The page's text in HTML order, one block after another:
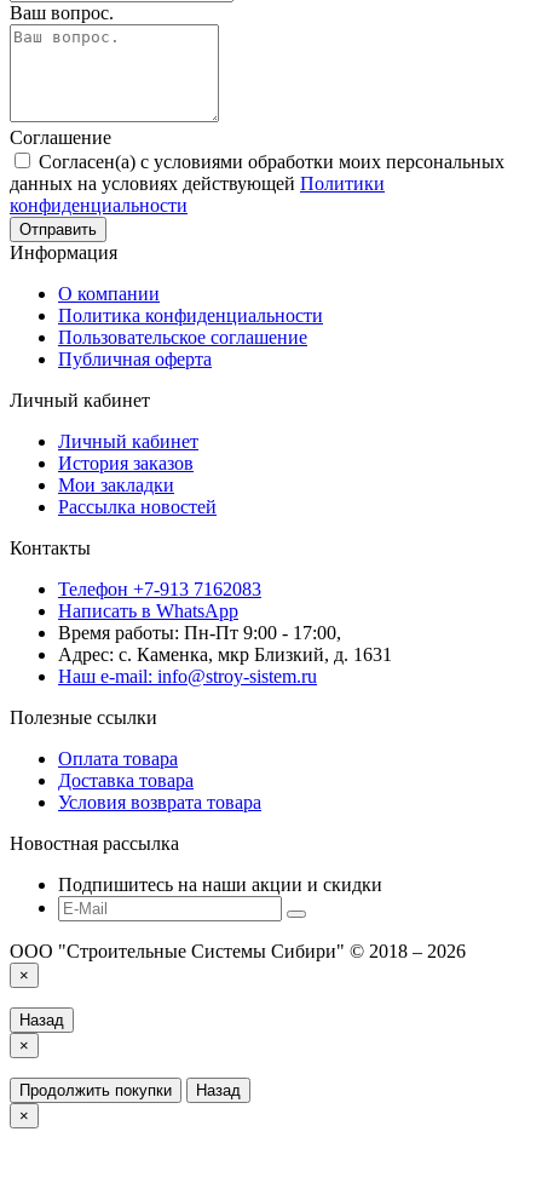
Ваш вопрос.
Соглашение
Согласен(а) с условиями обработки моих персональных
данных на условиях действующей Политики
конфиденциальности
Отправить
Информация
О компании
Политика конфиденциальности
Пользовательское соглашение
Публичная оферта
Личный кабинет
Личный кабинет
История заказов
Мои закладки
Рассылка новостей
Контакты
Телефон +7-913 7162083
Написать в WhatsApp
Время работы: Пн-Пт 9:00 - 17:00,
Адрес: с. Каменка, мкр Близкий, д. 1631
Наш e-mail: info@stroy-sistem.ru
Полезные ссылки
Оплата товара
Доставка товара
Условия возврата товара
Новостная рассылка
Подпишитесь на наши акции и скидки
ООО "Строительные Системы Сибири" © 2018 – 2026
×
Назад
×
Продолжить покупки
Назад
×